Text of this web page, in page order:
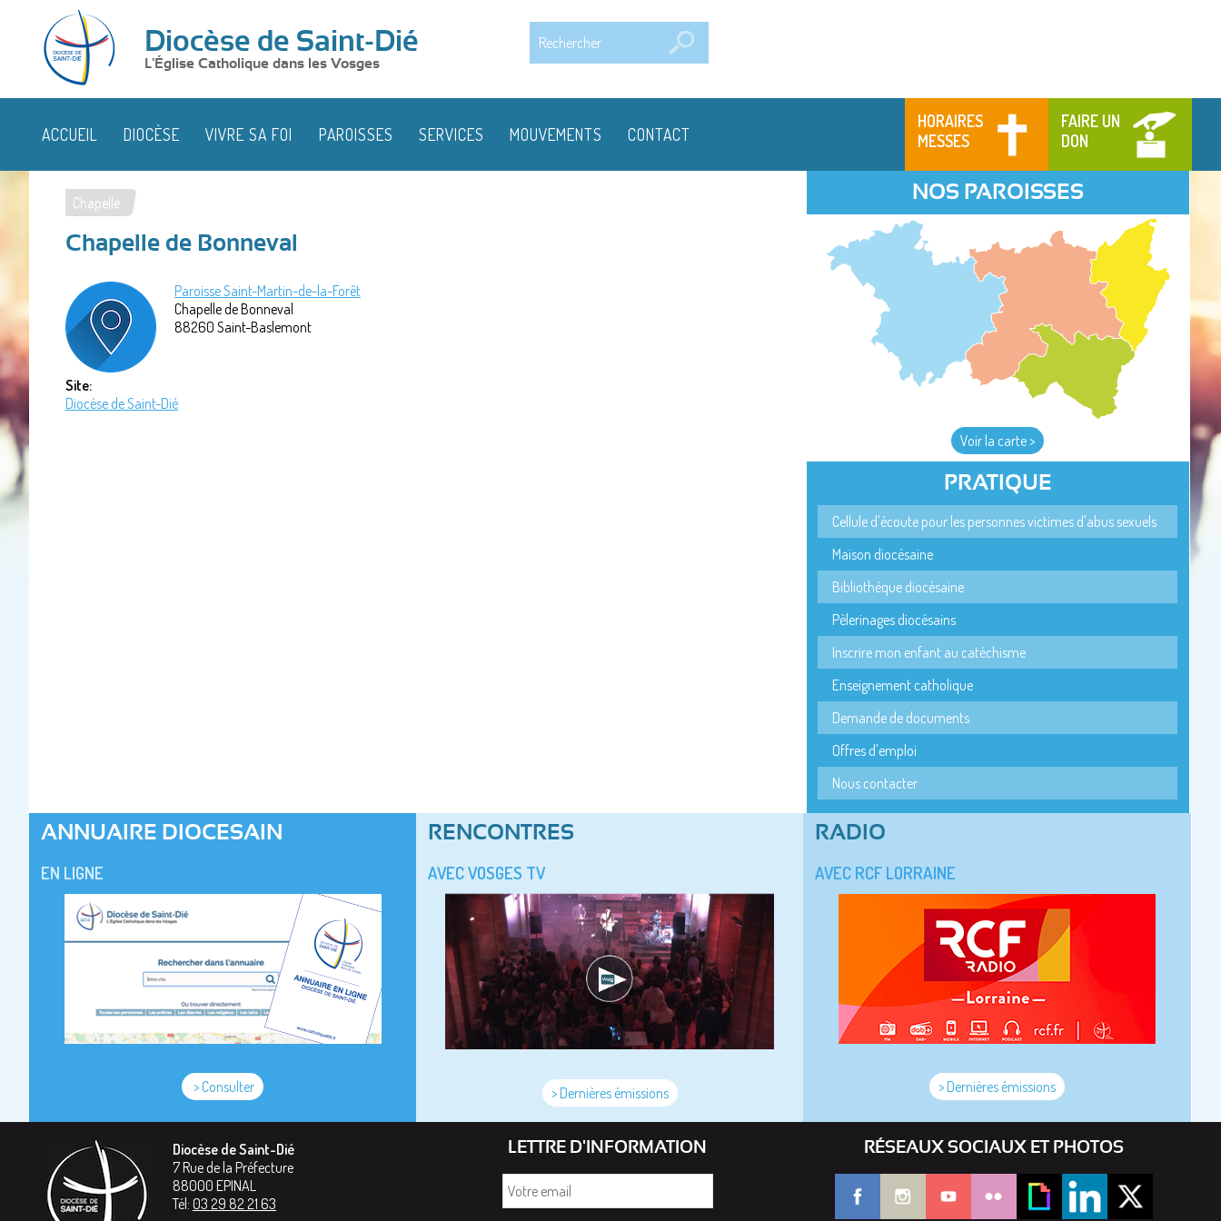
Diocèse de Saint-Dié
L'Église Catholique dans les Vosges
HORAIRES
MESSES
FAIRE UN
DON
ACCUEIL DIOCÈSE VIVRE SA FOI PAROISSES SERVICES MOUVEMENTS CONTACT
Vous
êtes
ici
Chapelle
Chapelle de Bonneval
Paroisse Saint-Martin-de-la-Forêt
Chapelle de Bonneval
88260 Saint-Baslemont
Site:
Diocèse de Saint-Dié
NOS PAROISSES
Voir la carte >
PRATIQUE
Cellule d'écoute pour les personnes victimes d'abus sexuels
Maison diocésaine
Bibliothèque diocésaine
Pèlerinages diocésains
Inscrire mon enfant au catéchisme
Enseignement catholique
Demande de documents
Offres d'emploi
Nous contacter
ANNUAIRE DIOCESAIN
EN LIGNE
> Consulter
RENCONTRES
AVEC VOSGES TV
> Dernières émissions
RADIO
AVEC RCF LORRAINE
> Dernières émissions
Diocèse de Saint-Dié
7 Rue de la Préfecture
88000 EPINAL
Tél: 03 29 82 21 63
LETTRE D'INFORMATION RÉSEAUX SOCIAUX ET PHOTOS